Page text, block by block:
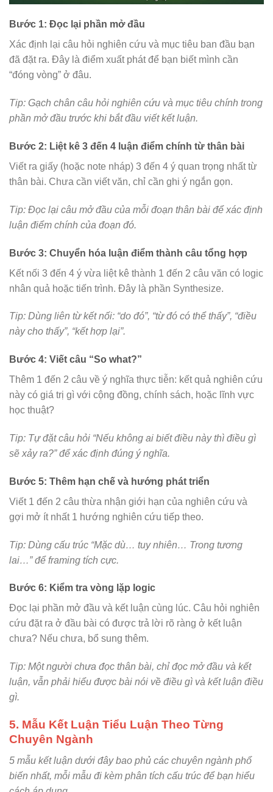
Bước 1: Đọc lại phần mở đầu
Xác định lại câu hỏi nghiên cứu và mục tiêu ban đầu bạn
đã đặt ra. Đây là điểm xuất phát để bạn biết mình cần
“đóng vòng” ở đâu.
Tip: Gạch chân câu hỏi nghiên cứu và mục tiêu chính trong
phần mở đầu trước khi bắt đầu viết kết luận.
Bước 2: Liệt kê 3 đến 4 luận điểm chính từ thân bài
Viết ra giấy (hoặc note nháp) 3 đến 4 ý quan trọng nhất từ
thân bài. Chưa cần viết văn, chỉ cần ghi ý ngắn gọn.
Tip: Đọc lại câu mở đầu của mỗi đoạn thân bài để xác định
luận điểm chính của đoạn đó.
Bước 3: Chuyển hóa luận điểm thành câu tổng hợp
Kết nối 3 đến 4 ý vừa liệt kê thành 1 đến 2 câu văn có logic
nhân quả hoặc tiến trình. Đây là phần Synthesize.
Tip: Dùng liên từ kết nối: “do đó”, “từ đó có thể thấy”, “điều
này cho thấy”, “kết hợp lại”.
Bước 4: Viết câu “So what?”
Thêm 1 đến 2 câu về ý nghĩa thực tiễn: kết quả nghiên cứu
này có giá trị gì với cộng đồng, chính sách, hoặc lĩnh vực
học thuật?
Tip: Tự đặt câu hỏi “Nếu không ai biết điều này thì điều gì
sẽ xảy ra?” để xác định đúng ý nghĩa.
Bước 5: Thêm hạn chế và hướng phát triển
Viết 1 đến 2 câu thừa nhận giới hạn của nghiên cứu và
gợi mở ít nhất 1 hướng nghiên cứu tiếp theo.
Tip: Dùng cấu trúc “Mặc dù… tuy nhiên… Trong tương
lai…” để framing tích cực.
Bước 6: Kiểm tra vòng lặp logic
Đọc lại phần mở đầu và kết luận cùng lúc. Câu hỏi nghiên
cứu đặt ra ở đầu bài có được trả lời rõ ràng ở kết luận
chưa? Nếu chưa, bổ sung thêm.
Tip: Một người chưa đọc thân bài, chỉ đọc mở đầu và kết
luận, vẫn phải hiểu được bài nói về điều gì và kết luận điều
gì.
5. Mẫu Kết Luận Tiểu Luận Theo Từng
Chuyên Ngành
5 mẫu kết luận dưới đây bao phủ các chuyên ngành phổ
biến nhất, mỗi mẫu đi kèm phân tích cấu trúc để bạn hiểu